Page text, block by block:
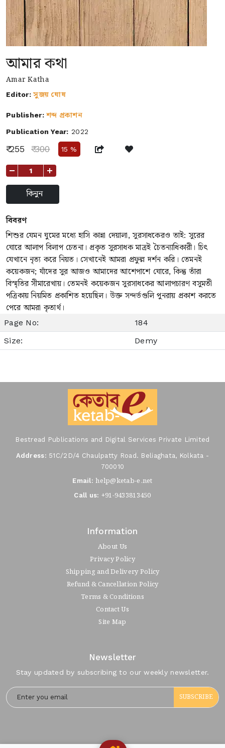
আমার কথা
Amar Katha
Editor: সুজয় ঘোষ
Publisher: শব্দ প্রকাশন
Publication Year: 2022
₹ 255 ₹ 300 15 %
কিনুন
বিবরণ
শিশুর যেমন ঘুমের মধ্যে হাসি কান্না দেয়ালা, সুরসাধকেরও তাই: সুরের
ঘোরে আলাপ বিলাপ চেতনা। প্রকৃত সুরসাধক মাত্রই চৈতন্যাধিকারী। চিৎ
যেখানে নৃত্য করে নিয়ত। সেখানেই আমরা প্রফুল্ল দর্শন করি। তেমনই
কয়েকজন; যাঁদের সুর আজও আমাদের আশেপাশে ঘোরে, কিন্তু তাঁরা
বিস্মৃতির সীমারেখায়। তেমনই কয়েকজন সুরসাধকের আলাপচারণ বসুমতী
পত্রিকায় নিয়মিত প্রকাশিত হয়েছিল। উক্ত সন্দর্ভগুলি পুনরায় প্রকাশ করতে
পেরে আমরা কৃতার্থ।
Page No:
184
Size:
Demy
Bestread Publications and Digital Services Private Limited
Address: 51C/2D/4 Chaulpatty Road. Beliaghata, Kolkata -
700010
Email: help@ketab-e.net
Call us: +91-9433813450
Information
About Us
Privacy Policy
Shipping and Delivery Policy
Refund & Cancellation Policy
Terms & Conditions
Contact Us
Site Map
Newsletter
Stay updated by subscribing to our weekly newsletter.
SUBSCRIBE